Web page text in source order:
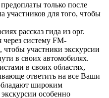
только после
участников для того, чтобы
рассказ гида из орг.
через систему FM-
участники экскурсии
в своих автомобилях.
в своих областях,
ответить на все Ваши
широким
особенно